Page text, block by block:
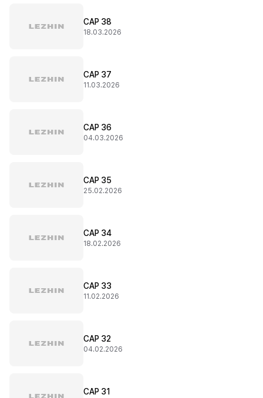
CAP 38
18.03.2026
CAP 37
11.03.2026
CAP 36
04.03.2026
CAP 35
25.02.2026
CAP 34
18.02.2026
CAP 33
11.02.2026
CAP 32
04.02.2026
CAP 31